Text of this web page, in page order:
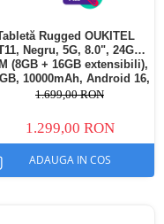
Rugged OUKITEL
Negru, 5G, 8.0", 24GB
(8GB + 16GB extensibili),
10000mAh, Android 16,
Cameră 16MP AI, Dock
1.699,00 RON
1.299,00 RON
ADAUGA IN COS